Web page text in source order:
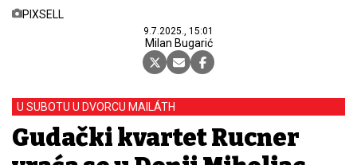
PIXSELL
9.7.2025., 15:01
Milan Bugarić
U SUBOTU U DVORCU MAILÁTH
Gudački kvartet Rucner